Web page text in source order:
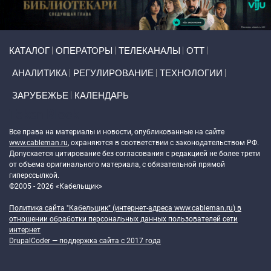
КАТАЛОГ ОПЕРАТОРЫ ТЕЛЕКАНАЛЫ ОТТ
АНАЛИТИКА РЕГУЛИРОВАНИЕ ТЕХНОЛОГИИ
ЗАРУБЕЖЬЕ КАЛЕНДАРЬ
Все права на материалы и новости, опубликованные на сайте
www.cableman.ru, охраняются в соответствии с законодательством РФ.
Допускается цитирование без согласования с редакцией не более трети
от объема оригинального материала, с обязательной прямой
гиперссылкой.
©2005 - 2026 «Кабельщик»
Политика сайта "Кабельщик" (интернет-адреса www.cableman.ru) в
отношении обработки персональных данных пользователей сети
интернет
DrupalCoder — поддержка сайта c 2017 года